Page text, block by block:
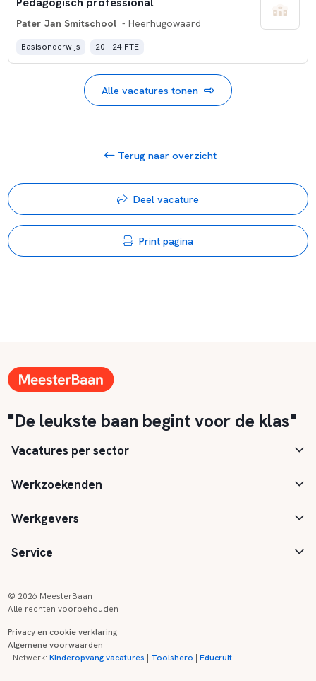
Pater Jan Smitschool - Heerhugowaard
Basisonderwijs 20 - 24 FTE
Alle vacatures tonen
Terug naar overzicht
Deel vacature
Print pagina
"De leukste baan begint voor de klas"
Vacatures per sector
Basisonderwijs
Speciaal (basis) onderwijs
Voortgezet onderwijs
Kinderopvang
Werkzoekenden
Aanmelden
Vacatures
Zij-instroom informatie
Werkgevers
Inloggen
Registreren
Service
Onderwijs links
© 2026 MeesterBaan
Alle rechten voorbehouden
Privacy en cookie verklaring
Algemene voorwaarden
Netwerk:Kinderopvang vacatures | Toolshero |Educruit